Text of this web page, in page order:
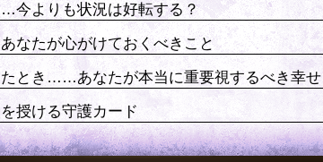
今よりも状況は好転する？
なたが心がけておくべきこと
とき……あなたが本当に重要視するべき幸せ
授ける守護カード